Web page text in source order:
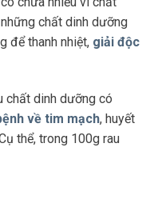
chất dinh dưỡng
để thanh nhiệt, giải độc
chất dinh dưỡng có
về tim mạch, huyết
thể, trong 100g rau